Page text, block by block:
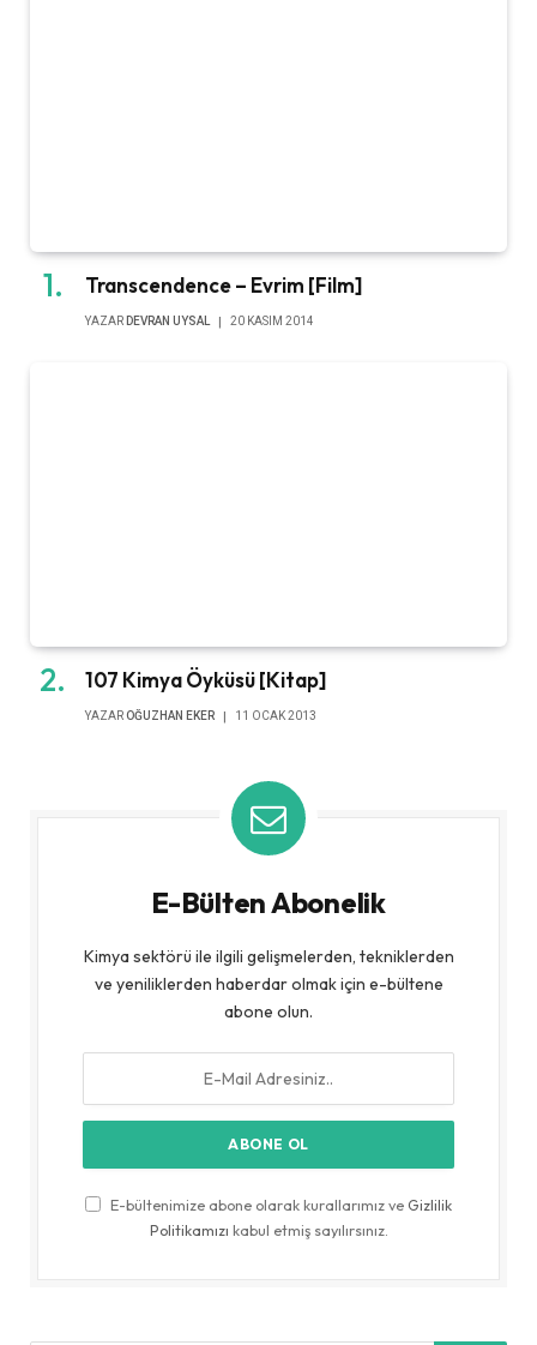
Transcendence – Evrim [Film]
YAZAR DEVRAN UYSAL 20 KASIM 2014
107 Kimya Öyküsü [Kitap]
YAZAR OĞUZHAN EKER 11 OCAK 2013
E-Bülten Abonelik
Kimya sektörü ile ilgili gelişmelerden, tekniklerden
ve yeniliklerden haberdar olmak için e-bültene
abone olun.
E-bültenimize abone olarak kurallarımız veGizlilik
Politikamızı kabul etmiş sayılırsınız.